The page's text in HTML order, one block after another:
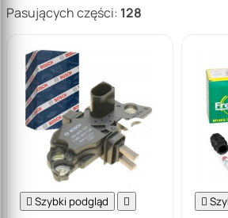
Pasujących części: 128
 Szybki podgląd  